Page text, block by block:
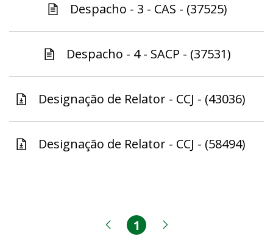
Despacho - 3 - CAS - (37525)
Despacho - 4 - SACP - (37531)
Designação de Relator - CCJ - (43036)
Designação de Relator - CCJ - (58494)
Página anterior
Página
1